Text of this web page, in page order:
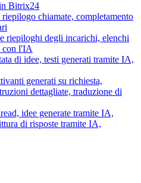
Bitrix24
riepilogo chiamate, completamento
riepiloghi degli incarichi, elenchi
con l'IA
di idee, testi generati tramite IA,
generati su richiesta,
dettagliate, traduzione di
idee generate tramite IA,
di risposte tramite IA,